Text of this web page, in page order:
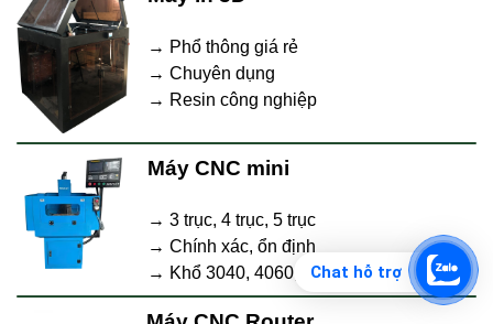
→ Phổ thông giá rẻ
→ Chuyên dụng
→ Resin công nghiệp
Máy CNC mini
→ 3 trục, 4 trục, 5 trục
→ Chính xác, ổn định
→ Khổ 3040, 4060, 6090Chat hỗ trợ